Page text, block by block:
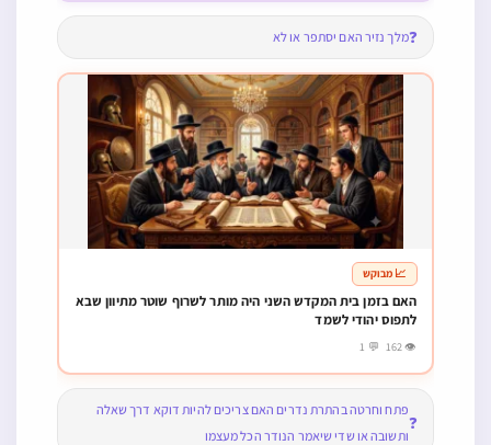
❓מלך נזיר האם יסתפר או לא
📈 מבוקש
האם בזמן בית המקדש השני היה מותר לשרוף שוטר מתיוון שבא
לתפוס יהודי לשמד
👁 162 💬 1
❓
פתח וחרטה בהתרת נדרים האם צריכים להיות דוקא דרך שאלה
ותשובה או שדי שיאמר הנודר הכל מעצמו